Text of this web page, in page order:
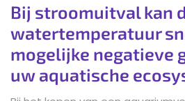
Bij stroomuitval kan
watertemperatuur
mogelijke negatieve
uw aquatische